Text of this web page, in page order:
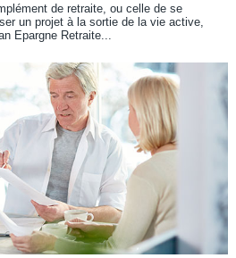
de retraite, ou celle de se
un projet à la sortie de la vie active,
Epargne Retraite...